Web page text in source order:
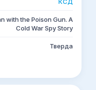
with the Poison Gun. A
Cold War Spy Story
Тверда